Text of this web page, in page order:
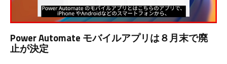
Power Automate モバイルアプリは８月末で廃
止が決定